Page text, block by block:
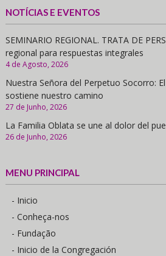
NOTÍCIAS E EVENTOS
SEMINARIO REGIONAL. TRATA DE
regional para respuestas integrales
4 de Agosto, 2026
Nuestra Señora del Perpetuo Socorro:
sostiene nuestro camino
27 de Junho, 2026
La Familia Oblata se une al dolor del
26 de Junho, 2026
MENU PRINCIPAL
- Inicio
- Conheça-nos
- Fundação
- Inicio de la Congregación